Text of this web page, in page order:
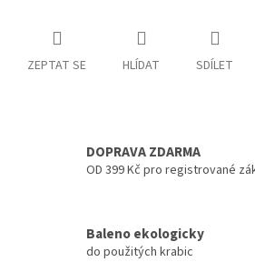
ZEPTAT SE HLÍDAT SDÍLET
DOPRAVA ZDARMA
OD 399 Kč pro registrované
Baleno ekologicky
do použitých krabic